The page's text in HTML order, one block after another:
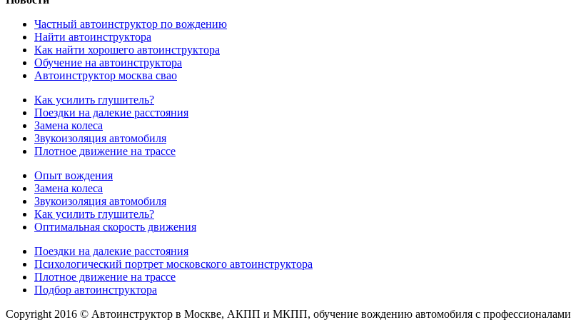
Частный автоинструктор по вождению
Найти автоинструктора
Как найти хорошего автоинструктора
Обучение на автоинструктора
Автоинструктор москва свао
Как усилить глушитель?
Поездки на далекие расстояния
Замена колеса
Звукоизоляция автомобиля
Плотное движение на трассе
Опыт вождения
Замена колеса
Звукоизоляция автомобиля
Как усилить глушитель?
Оптимальная скорость движения
Поездки на далекие расстояния
Психологический портрет московского автоинструктора
Плотное движение на трассе
Подбор автоинструктора
Copyright 2016 © Автоинструктор в Москве, АКПП и МКПП, обучение вождению автомобиля с профессионалами